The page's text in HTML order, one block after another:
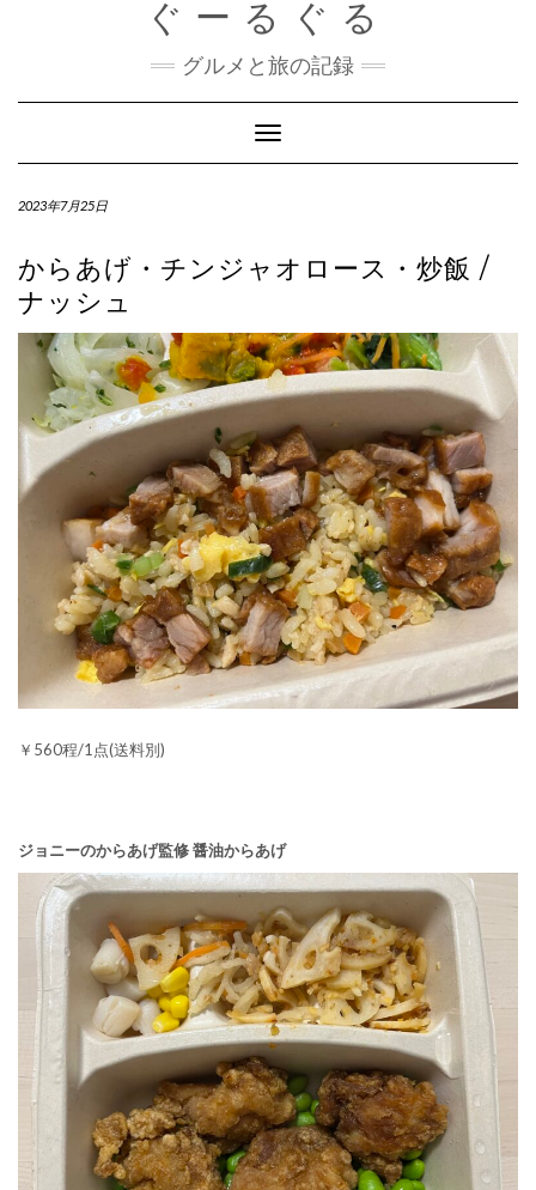
ぐーるぐる
グルメと旅の記録
Toggle
Navigation
2023年7月25日
からあげ・チンジャオロース・炒飯 /
ナッシュ
￥560程/1点(送料別)
ジョニーのからあげ監修 醤油からあげ